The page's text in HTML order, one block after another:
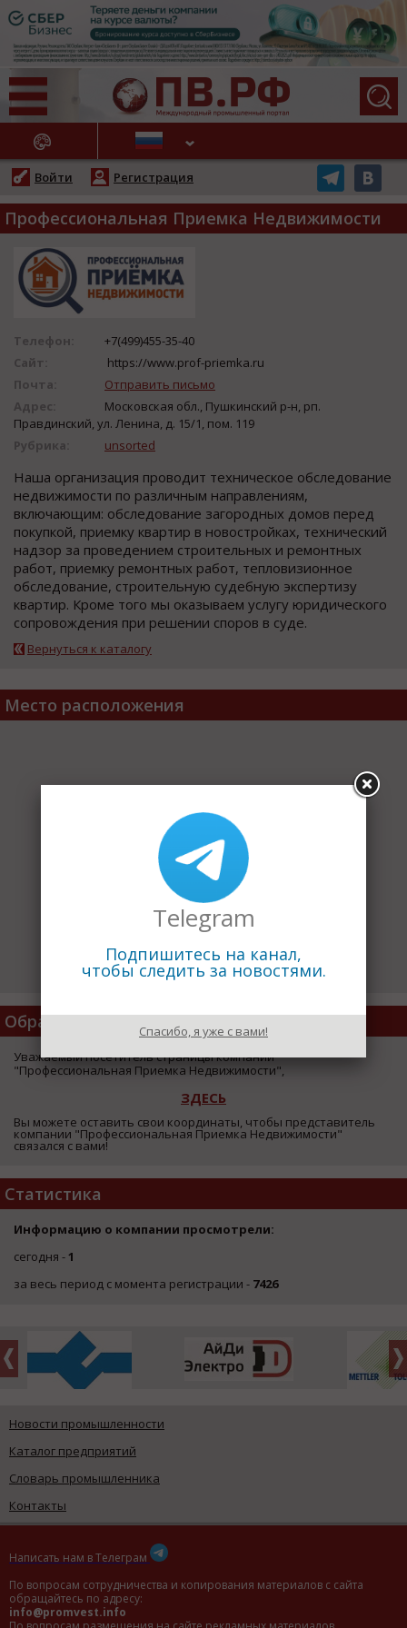
НОВОСТИ
Войти Регистрация
Профессиональная Приемка Недвижимости
Телефон:
+7(499)455-35-40
Сайт:
https://www.prof-priemka.ru
Почта:
Отправить письмо
Адрес:
Московская обл., Пушкинский р-н, рп.
Правдинский, ул. Ленина, д. 15/1, пом. 119
Рубрика:
unsorted
Наша организация проводит техническое обследование
недвижимости по различным направлениям,
включающим: обследование загородных домов перед
покупкой, приемку квартир в новостройках, технический
надзор за проведением строительных и ремонтных
работ, приемку ремонтных работ, тепловизионное
обследование, строительную судебную экспертизу
квартир. Кроме того мы оказываем услугу юридического
сопровождения при решении споров в суде.
Вернуться к каталогу
Место расположения
Обратная Связь
Уважаемый посетитель страницы компании
"Профессиональная Приемка Недвижимости",
ЗДЕСЬ
Вы можете оставить свои координаты, чтобы представитель
компании "Профессиональная Приемка Недвижимости"
связался с вами!
Статистика
Информацию о компании просмотрели:
сегодня -1
за весь период с момента регистрации - 7426
Новости промышленности
Каталог предприятий
Словарь промышленника
Контакты
Написать нам в Телеграм
По вопросам сотрудничества и копирования материалов с сайта
обращайтесь по адресу:
info@promvest.info
Telegram
Подпишитесь на канал,
чтобы следить за новостями.
Спасибо, я уже с вами!